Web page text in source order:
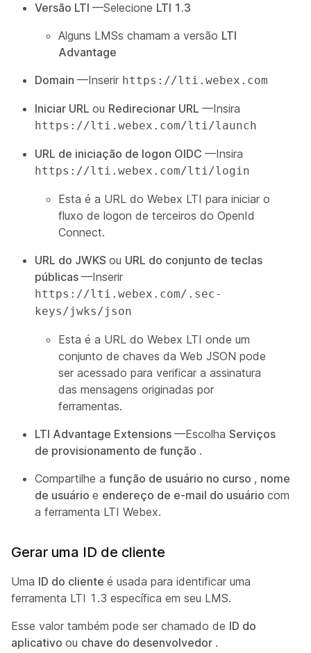
Versão LTI —Selecione LTI 1.3
Alguns LMSs chamam a versão LTI
Advantage
Domain —Inserir https://lti.webex.com
Iniciar URL ou Redirecionar URL —Insira
https://lti.webex.com/lti/launch
URL de iniciação de logon OIDC —Insira
https://lti.webex.com/lti/login
Esta é a URL do Webex LTI para iniciar o
fluxo de logon de terceiros do OpenId
Connect.
URL do JWKS ou URL do conjunto de teclas
públicas —Inserir
https://lti.webex.com/.sec-
keys/jwks/json
Esta é a URL do Webex LTI onde um
conjunto de chaves da Web JSON pode
ser acessado para verificar a assinatura
das mensagens originadas por
ferramentas.
LTI Advantage Extensions —Escolha Serviços
de provisionamento de função .
Compartilhe a função de usuário no curso , nome
de usuário e endereço de e-mail do usuário com
a ferramenta LTI Webex.
Gerar uma ID de cliente
Uma ID do cliente é usada para identificar uma
ferramenta LTI 1.3 específica em seu LMS.
Esse valor também pode ser chamado de ID do
aplicativo ou chave do desenvolvedor .